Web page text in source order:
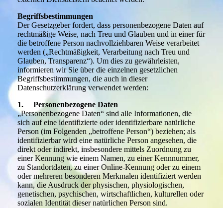
Begriffsbestimmungen
Der Gesetzgeber fordert, dass personenbezogene Daten auf
rechtmäßige Weise, nach Treu und Glauben und in einer für
die betroffene Person nachvollziehbaren Weise verarbeitet
werden („Rechtmäßigkeit, Verarbeitung nach Treu und
Glauben, Transparenz“). Um dies zu gewährleisten,
informieren wir Sie über die einzelnen gesetzlichen
Begriffsbestimmungen, die auch in dieser
Datenschutzerklärung verwendet werden:
1. Personenbezogene Daten
„Personenbezogene Daten“ sind alle Informationen, die
sich auf eine identifizierte oder identifizierbare natürliche
Person (im Folgenden „betroffene Person“) beziehen; als
identifizierbar wird eine natürliche Person angesehen, die
direkt oder indirekt, insbesondere mittels Zuordnung zu
einer Kennung wie einem Namen, zu einer Kennnummer,
zu Standortdaten, zu einer Online-Kennung oder zu einem
oder mehreren besonderen Merkmalen identifiziert werden
kann, die Ausdruck der physischen, physiologischen,
genetischen, psychischen, wirtschaftlichen, kulturellen oder
sozialen Identität dieser natürlichen Person sind.